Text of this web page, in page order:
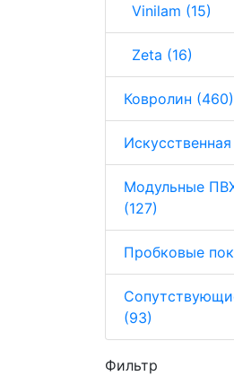
Vinilam (15)
Zeta (16)
Ковролин (460)
Модульные
(127)
Пробковые
(93)
Фильтр